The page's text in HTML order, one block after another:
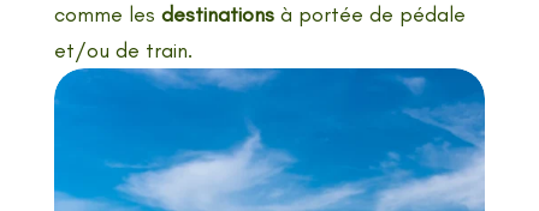
comme les destinationsà portée de pédale
et/ou de train.